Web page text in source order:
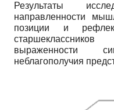
Результаты
направленности
позиции и
выраженности
неблагополучия